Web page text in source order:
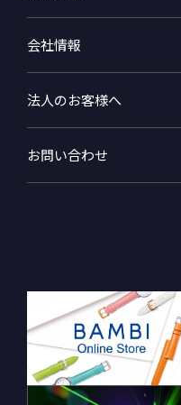
会社情報
法人のお客様へ
お問い合わせ